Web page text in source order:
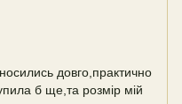
довго,практично
б ще,та розмір мій